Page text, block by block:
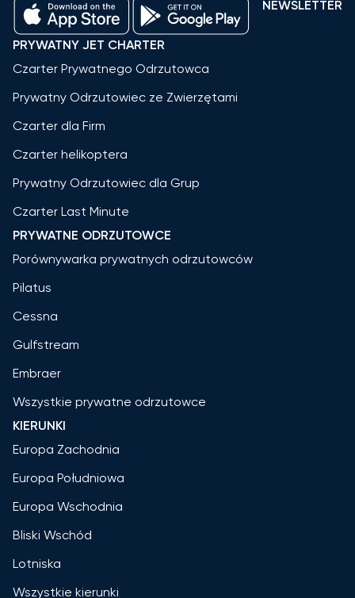
NEWSLETTER
PRYWATNY JET CHARTER
Czarter Prywatnego Odrzutowca
Prywatny Odrzutowiec ze Zwierzętami
Czarter dla Firm
Czarter helikoptera
Prywatny Odrzutowiec dla Grup
Czarter Last Minute
PRYWATNE ODRZUTOWCE
Porównywarka prywatnych odrzutowców
Pilatus
Cessna
Gulfstream
Embraer
Wszystkie prywatne odrzutowce
KIERUNKI
Europa Zachodnia
Europa Południowa
Europa Wschodnia
Bliski Wschód
Lotniska
Wszystkie kierunki